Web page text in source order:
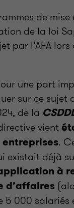
de
de la loi
par l’AFA lors
une part
sur ce sujet
de la
vient
entreprises.
existait déjà
à
d’affaires
5 000 salariés